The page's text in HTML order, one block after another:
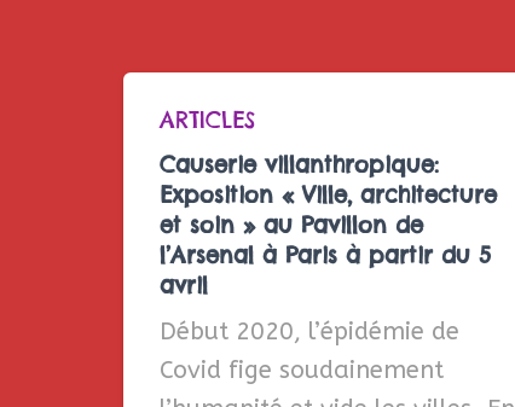
ARTICLES
Causerie villanthropique:
Exposition « Ville, architecture
et soin » au Pavillon de
l’Arsenal à Paris à partir du 5
avril
Début 2020, l’épidémie de
Covid fige soudainement